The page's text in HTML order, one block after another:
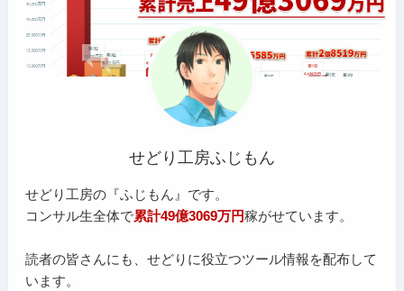
せどり工房ふじもん
せどり工房の『ふじもん』です。
コンサル生全体で累計49億3069万円稼がせています。
読者の皆さんにも、せどりに役立つツール情報を配布して
います。